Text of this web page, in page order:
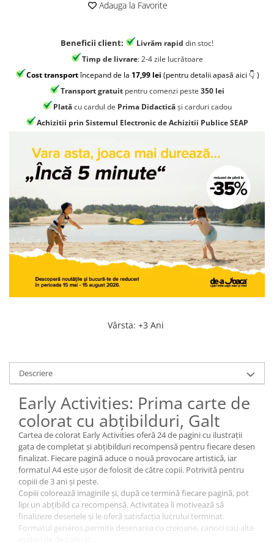
Jocuri Origami
Jocuri si jucarii educative
Jocuri STEAM
Jucarii interactive
Jucarii muzicale
Masinute si trenulete
Roboti de jucarie
Adauga la Favorite
Beneficii client: Livrăm rapid din stoc!
Timp de livrare: 2-4 zile lucrătoare
Cost transportîncepand de la 17,99 lei (pentru detalii apasă aici 👇 )
Transport gratuit pentru comenzi peste 350 lei
Platăcu cardul de Prima Didacticăși carduri cadou
Achizitii prin Sistemul Electronic de Achizitii Publice SEAP
Vârsta: +3 Ani
Descriere
Early Activities: Prima carte de
colorat cu abțibilduri, Galt
Cartea de colorat Early Activities oferă 24 de pagini cu ilustrații
gata de completat și abțibilduri recompensă pentru fiecare desen
finalizat. Fiecare pagină aduce o nouă provocare artistică, iar
formatul A4 este ușor de folosit de către copii. Potrivită pentru
copiii de 3 ani și peste.
Copiii colorează imaginile și, după ce termină fiecare pagină, pot
lipi un abțibild ca recompensă. Activitatea îi motivează să
finalizeze desenele și le oferă satisfacția lucrului terminat.
Formatul generos permite desenarea cu creioane, carioci sau alte